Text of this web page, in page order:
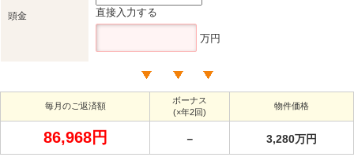
頭金 直接入力する
万円
毎月のご返済額
ボーナス
(×年2回)
物件価格
86,968円 － 3,280万円